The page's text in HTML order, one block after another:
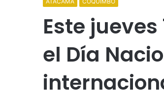
Este
el Día